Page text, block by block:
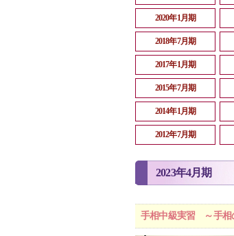
2020年1月期
2018年7月期
2017年1月期
2015年7月期
2014年1月期
2012年7月期
2023年4月期
手相中級実習 ～手相